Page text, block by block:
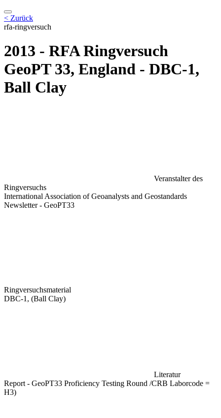
< Zurück
rfa-ringversuch
2013 - RFA Ringversuch
GeoPT 33, England - DBC-1,
Ball Clay
Veranstalter des
Ringversuchs
International Association of Geoanalysts and Geostandards
Newsletter - GeoPT33
Ringversuchsmaterial
DBC-1, (Ball Clay)
Literatur
Report - GeoPT33 Proficiency Testing Round /CRB Laborcode =
H3)